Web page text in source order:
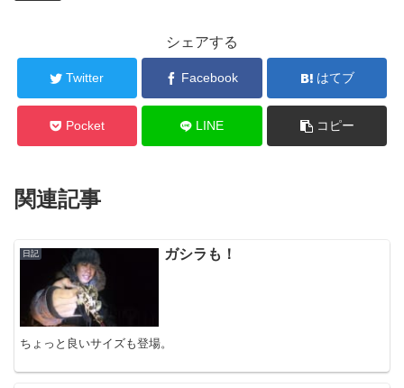
シェアする
Twitter Facebook はてブ
Pocket LINE コピー
関連記事
日記 ガシラも！
ちょっと良いサイズも登場。